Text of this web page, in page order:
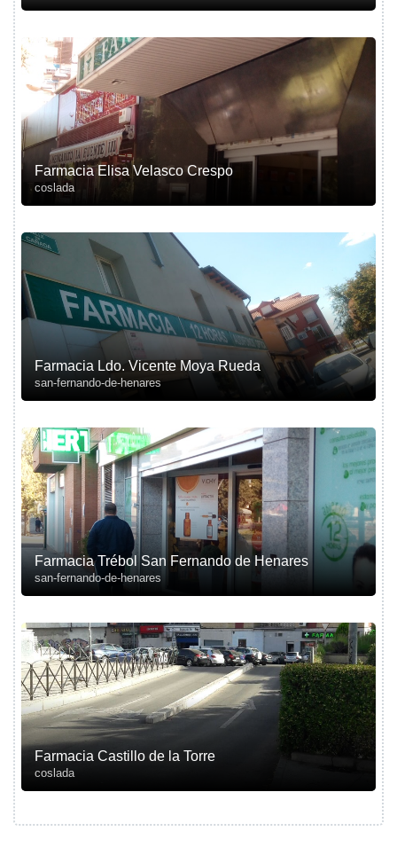
Farmacia Elisa Velasco Crespo
coslada
Farmacia Ldo. Vicente Moya Rueda
san-fernando-de-henares
Farmacia Trébol San Fernando de Henares
san-fernando-de-henares
Farmacia Castillo de la Torre
coslada